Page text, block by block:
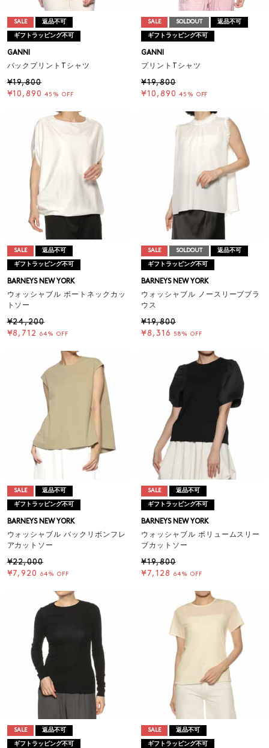
SALE 返品不可
ギフトラッピング不可
GANNI
バックプリントTシャツ
¥19,800
¥10,890 45% OFF
SALE SOLDOUT 返品不可
ギフトラッピング不可
GANNI
プリントTシャツ
¥19,800
¥10,890 45% OFF
SALE 返品不可
ギフトラッピング不可
BARNEYS NEW YORK
ウォッシャブル ボートネックカッ
トソー
¥24,200
¥8,712
64% OFF
SALE SOLDOUT 返品不可
ギフトラッピング不可
BARNEYS NEW YORK
ウォッシャブル ノースリーブブラ
ウス
¥19,800
¥8,316
58% OFF
SALE 返品不可
ギフトラッピング不可
BARNEYS NEW YORK
ウォッシャブル バックリボンフレ
アカットソー
¥22,000
¥7,920
64% OFF
SALE 返品不可
ギフトラッピング不可
BARNEYS NEW YORK
ウォッシャブル ボリュームスリー
ブカットソー
¥19,800
¥7,128
64% OFF
SALE 返品不可
ギフトラッピング不可
SALE 返品不可
ギフトラッピング不可